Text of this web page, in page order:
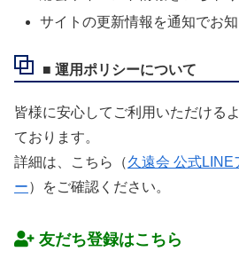
サイトの更新情報を通知でお
■ 運用ポリシーについて
皆様に安心してご利用いただける
ております。
詳細は、こちら（久遠会 公式LINE
ー）をご確認ください。
友だち登録はこちら